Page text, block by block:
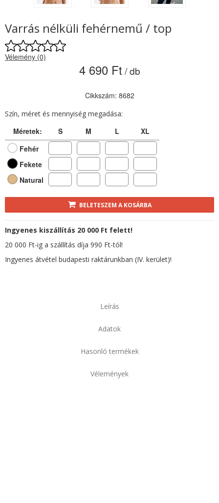
Varrás nélküli fehérnemű / top
Vélemény (0)
4 690 Ft / db
Cikkszám: 8682
Szín, méret és mennyiség megadása:
Méretek: S M L
XL
Fehér
Fekete
Natural
BELETESZEM A KOSÁRBA
Ingyenes kiszállítás 20 000 Ft felett!
20 000 Ft-ig a szállítás díja 990 Ft-tól!
Ingyenes átvétel budapesti raktárunkban (IV. kerület)!
Leírás
Adatok
Hasonló termékek
Vélemények